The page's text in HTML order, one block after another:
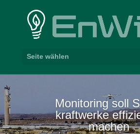
Seite wählen
Moni­toring soll
kraft­werke
machen